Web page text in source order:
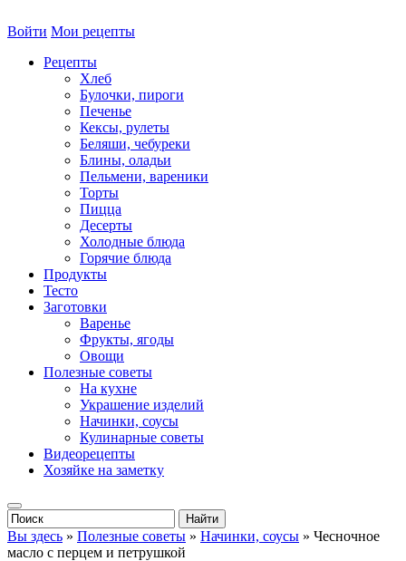
Войти Мои рецепты
Рецепты
Хлеб
Булочки, пироги
Печенье
Кексы, рулеты
Беляши, чебуреки
Блины, оладьи
Пельмени, вареники
Торты
Пицца
Десерты
Холодные блюда
Горячие блюда
Продукты
Тесто
Заготовки
Варенье
Фрукты, ягоды
Овощи
Полезные советы
На кухне
Украшение изделий
Начинки, соусы
Кулинарные советы
Видеорецепты
Хозяйке на заметку
Вы здесь » Полезные советы » Начинки, соусы » Чесночное
масло с перцем и петрушкой